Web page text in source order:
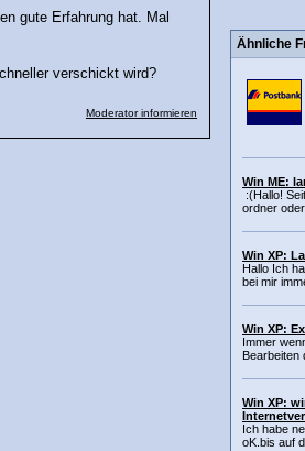
gute Erfahrung hat. Mal
verschickt wird?
Moderator informieren
Ähnliche
Win ME:
:(Hallo!
ordner
Win XP:
Hallo Ich
bei mir
Win XP:
Immer
Bearbeiten
Win XP:
Ich habe
oK.bis auf